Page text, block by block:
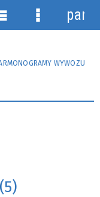
WYWOZU
Menu
panel